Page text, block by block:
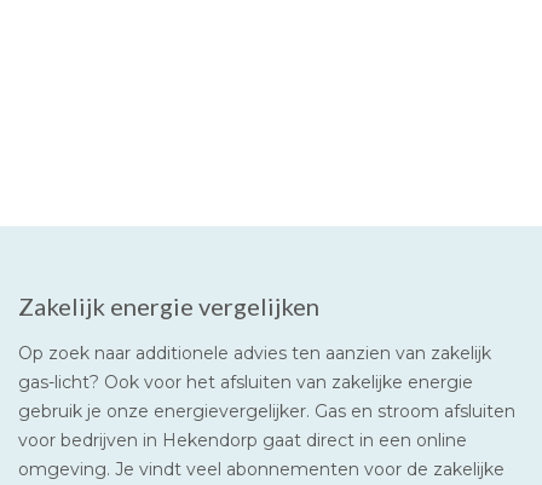
Zakelijk energie vergelijken
Op zoek naar additionele advies ten aanzien van zakelijk
gas-licht? Ook voor het afsluiten van zakelijke energie
gebruik je onze energievergelijker. Gas en stroom afsluiten
voor bedrijven in Hekendorp gaat direct in een online
omgeving. Je vindt veel abonnementen voor de zakelijke